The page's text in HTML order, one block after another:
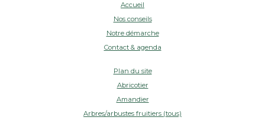
Accueil
Nos conseils
Notre démarche
Contact & agenda
Plan du site
Abricotier
Amandier
Arbres/arbustes fruitiers (tous)